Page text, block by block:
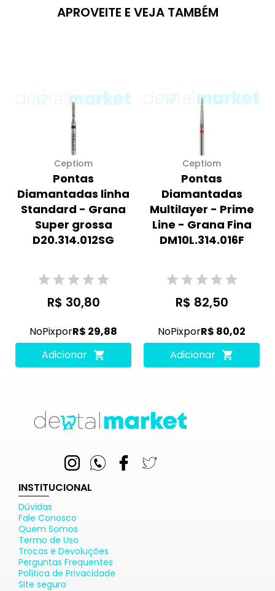
APROVEITE E VEJA TAMBÉM
Ceptiom
Pontas
Diamantadas linha
Standard - Grana
Super grossa
D20.314.012SG
R$ 30,80
NoPixporR$ 29,88
Adicionar
Ceptiom
Pontas
Diamantadas
Multilayer - Prime
Line - Grana Fina
DM10L.314.016F
R$ 82,50
NoPixporR$ 80,02
Adicionar
INSTITUCIONAL
Dúvidas
Fale Conosco
Quem Somos
Termo de Uso
Trocas e Devoluções
Perguntas Frequentes
Política de Privacidade
Site seguro